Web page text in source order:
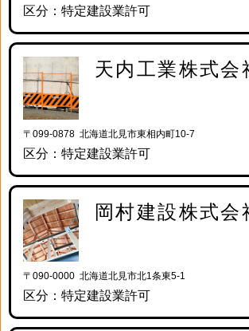
区分：特定建設業許可
天内工業株式会
〒099-0878 北海道北見市東相内町10-7
区分：特定建設業許可
岡村建設株式会
〒090-0000 北海道北見市北1条東5-1
区分：特定建設業許可